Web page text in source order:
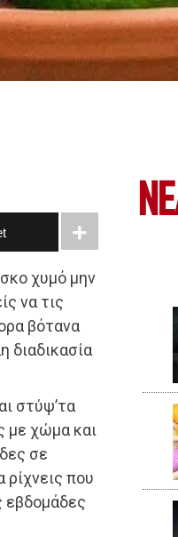
χυμό μην
να τις
βότανα
διαδικασία
στύψ’τα
με χώμα και
σε
ρίχνεις που
εβδομάδες